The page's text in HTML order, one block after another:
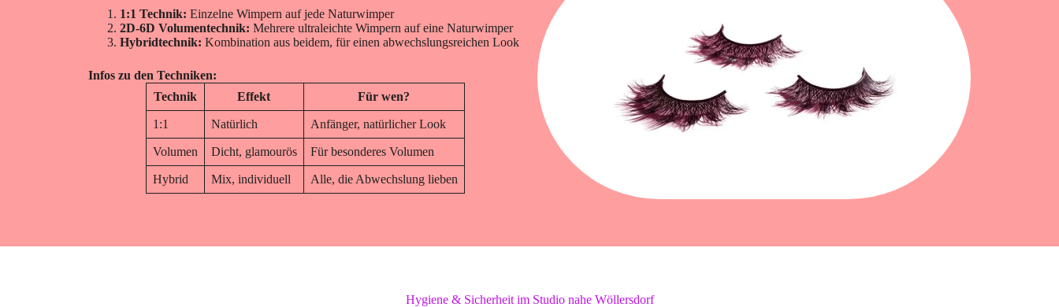
1:1 Technik: Einzelne Wimpern auf jede Naturwimper
2D-6D Volumentechnik: Mehrere ultraleichte Wimpern auf eine Naturwimper
Hybridtechnik: Kombination aus beidem, für einen abwechslungsreichen Look
Infos zu den Techniken:
Technik
Effekt Für wen?
1:1 Natürlich Anfänger, natürlicher Look
Volumen Dicht, glamourös Für besonderes Volumen
Hybrid Mix, individuell Alle, die Abwechslung lieben
Hygiene & Sicherheit im Studio nahe Wöllersdorf